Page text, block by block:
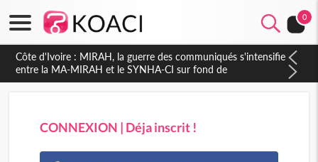
0
CONNEXION | Déja inscrit !